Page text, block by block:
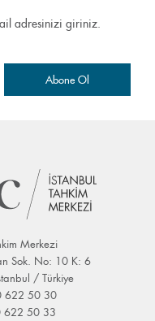
adresinizi giriniz.
Merkezi
Sok. No: 10 K: 6
/ Türkiye
622 50 30
622 50 33